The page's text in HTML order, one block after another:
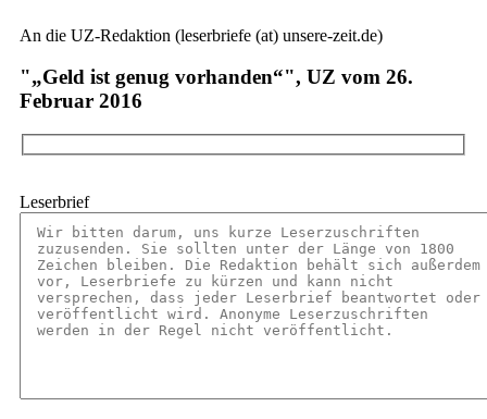
An die UZ-Redaktion (leserbriefe (at) unsere-zeit.de)
"„Geld ist genug vorhanden“", UZ vom 26.
Februar 2016
Leserbrief